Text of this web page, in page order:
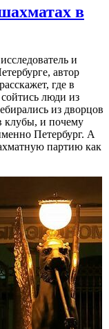
в
и
автор
где в
люди из
из дворцов
клубы, и почему
Петербург. А
партию как